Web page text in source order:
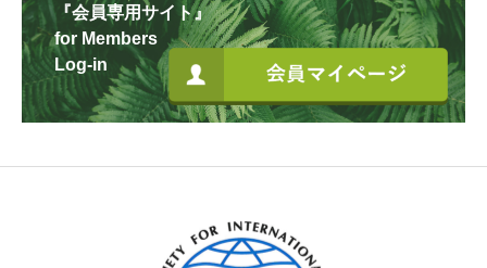
『会員専用サイト』
for Members
Log-in